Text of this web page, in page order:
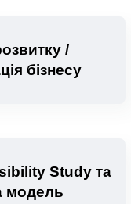
/
бізнесу
Study та
модель